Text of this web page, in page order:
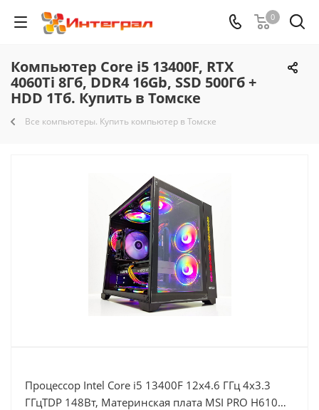
0
Компьютер Core i5 13400F, RTX
4060Ti 8Гб, DDR4 16Gb, SSD 500Гб +
HDD 1Тб. Купить в Томске
Все компьютеры. Купить компьютер в Томске
Процессор Intel Core i5 13400F 12x4.6 ГГц 4x3.3
ГГцTDP 148Вт, Материнская плата MSI PRO H610M-